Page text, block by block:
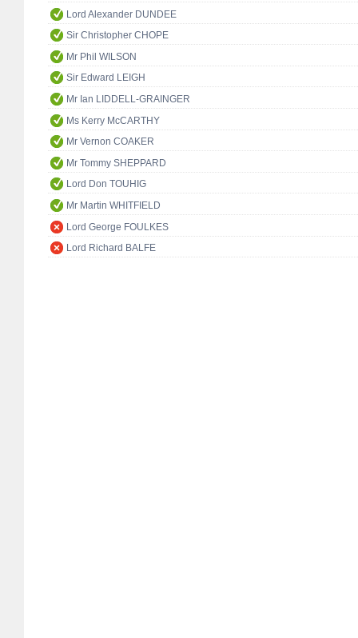
Lord Alexander DUNDEE
Sir Christopher CHOPE
Mr Phil WILSON
Sir Edward LEIGH
Mr Ian LIDDELL-GRAINGER
Ms Kerry McCARTHY
Mr Vernon COAKER
Mr Tommy SHEPPARD
Lord Don TOUHIG
Mr Martin WHITFIELD
Lord George FOULKES
Lord Richard BALFE